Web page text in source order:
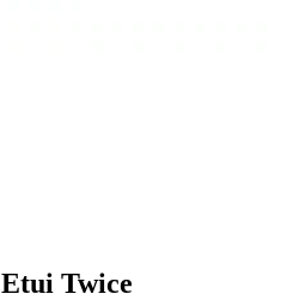
Etui Twice